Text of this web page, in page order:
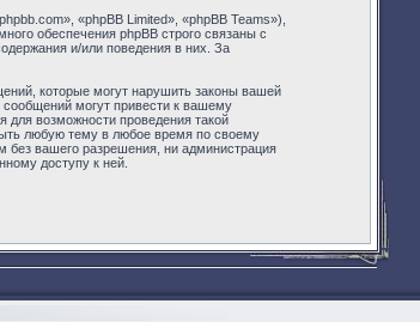
«phpBB Limited», «phpBB Teams»),
обеспечения phpBB строго связаны с
и/или поведения в них. За
которые могут нарушить законы вашей
сообщений могут привести к вашему
возможности проведения такой
любую тему в любое время по своему
без вашего разрешения, ни администрация
доступу к ней.